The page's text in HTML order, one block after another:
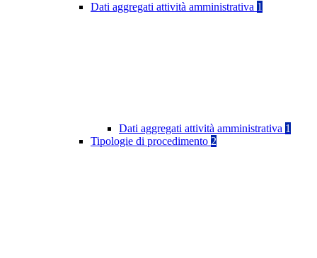
Dati aggregati attività amministrativa 1
Dati aggregati attività amministrativa 1
Tipologie di procedimento 2